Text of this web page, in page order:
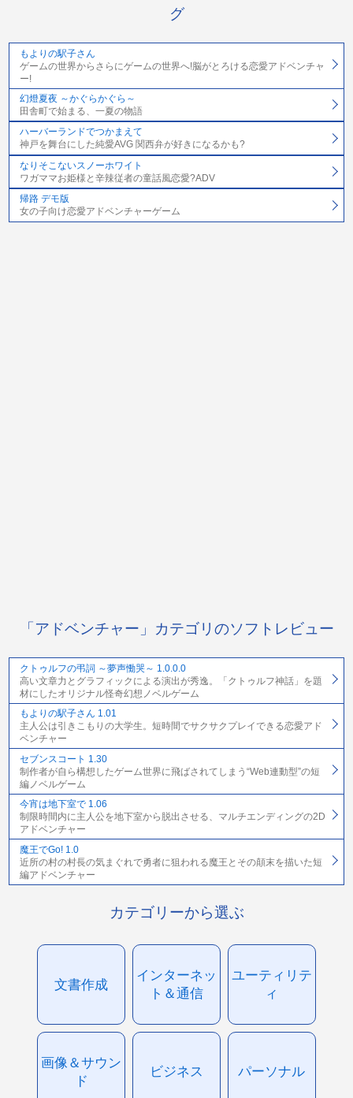
グ
もよりの駅子さん
ゲームの世界からさらにゲームの世界へ!脳がとろける恋愛アドベンチャ
ー!
幻燈夏夜 ～かぐらかぐら～
田舎町で始まる、一夏の物語
ハーバーランドでつかまえて
神戸を舞台にした純愛AVG 関西弁が好きになるかも?
なりそこないスノーホワイト
ワガママお姫様と辛辣従者の童話風恋愛?ADV
帰路 デモ版
女の子向け恋愛アドベンチャーゲーム
「アドベンチャー」カテゴリのソフトレビュー
クトゥルフの弔詞 ～夢声慟哭～ 1.0.0.0
高い文章力とグラフィックによる演出が秀逸。「クトゥルフ神話」を題
材にしたオリジナル怪奇幻想ノベルゲーム
もよりの駅子さん 1.01
主人公は引きこもりの大学生。短時間でサクサクプレイできる恋愛アド
ベンチャー
セブンスコート 1.30
制作者が自ら構想したゲーム世界に飛ばされてしまう“Web連動型”の短
編ノベルゲーム
今宵は地下室で 1.06
制限時間内に主人公を地下室から脱出させる、マルチエンディングの2D
アドベンチャー
魔王でGo! 1.0
近所の村の村長の気まぐれで勇者に狙われる魔王とその顛末を描いた短
編アドベンチャー
カテゴリーから選ぶ
文書作成
インターネッ
ト＆通信
ユーティリテ
ィ
画像＆サウン
ド
ビジネス パーソナル